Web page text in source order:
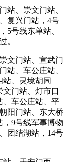
、崇文门站、
复兴门站，4号
5号线东单站、
。
文门站、宣武门
站、车公庄站、
站、灵境胡同
文门站、灯市口
、车公庄站、平
阳门站、东大桥
，9号线军事博物
团结湖站，14号